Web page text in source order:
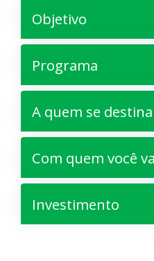
Objetivo
Programa
A quem se destina
Com quem você
Investimento